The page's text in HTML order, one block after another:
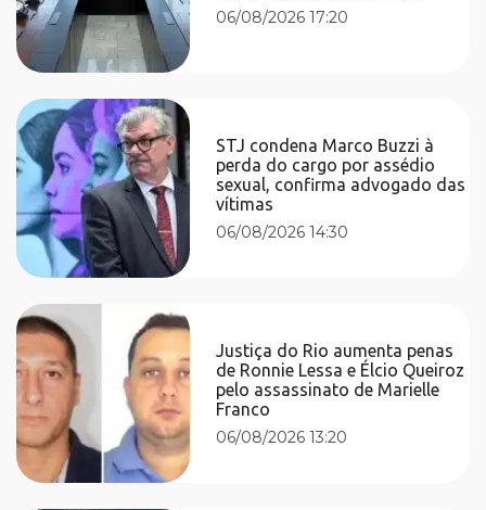
06/08/2026 17:20
STJ condena Marco Buzzi à
perda do cargo por assédio
sexual, confirma advogado das
vítimas
06/08/2026 14:30
Justiça do Rio aumenta penas
de Ronnie Lessa e Élcio Queiroz
pelo assassinato de Marielle
Franco
06/08/2026 13:20